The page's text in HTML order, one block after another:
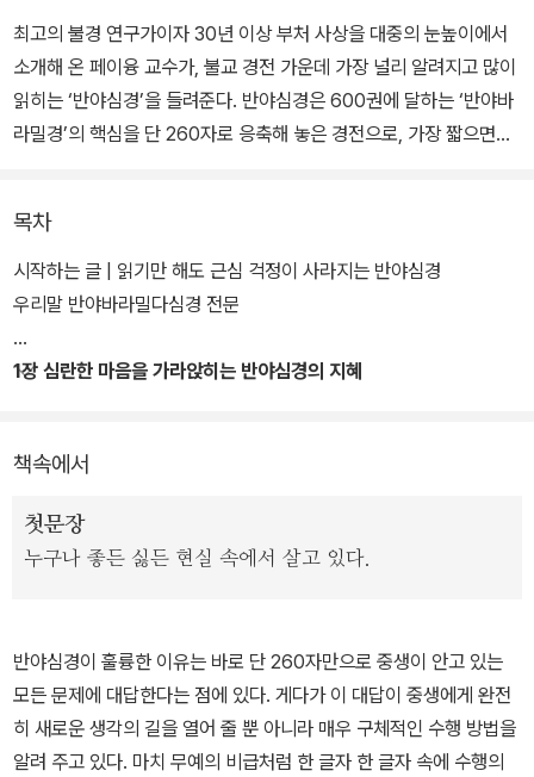
최고의 불경 연구가이자 30년 이상 부처 사상을 대중의 눈높이에서
소개해 온 페이융 교수가, 불교 경전 가운데 가장 널리 알려지고 많이
읽히는 ‘반야심경’을 들려준다. 반야심경은 600권에 달하는 ‘반야바
라밀경’의 핵심을 단 260자로 응축해 놓은 경전으로, 가장 짧으면서
깨달음에 머무르지 않고, 우리 삶에 부처의 가르침을 어떻게 적용해
갈 것인지 실천 방안을 구체적으로 제시하고, 반야심경 속에 담긴 부
용해 묵상의 폭을 넓혀 나간다.
목차
시작하는 글 | 읽기만 해도 근심 걱정이 사라지는 반야심경
우리말 반야바라밀다심경 전문
1장 심란한 마음을 가라앉히는 반야심경의 지혜
책속에서
첫문장
누구나 좋든 싫든 현실 속에서 살고 있다.
반야심경이 훌륭한 이유는 바로 단 260자만으로 중생이 안고 있는
모든 문제에 대답한다는 점에 있다. 게다가 이 대답이 중생에게 완전
히 새로운 생각의 길을 열어 줄 뿐 아니라 매우 구체적인 수행 방법을
알려 주고 있다. 마치 무예의 비급처럼 한 글자 한 글자 속에 수행의